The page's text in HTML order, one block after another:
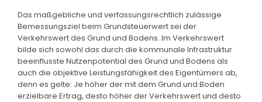
Das maßgebliche und verfassungsrechtlich zulässige
Bemessungsziel beim Grundsteuerwert sei der
Verkehrswert des Grund und Bodens. Im Verkehrswert
bilde sich sowohl das durch die kommunale Infrastruktur
beeinflusste Nutzenpotential des Grund und Bodens als
auch die objektive Leistungsfähigkeit des Eigentümers ab,
denn es gelte: Je höher der mit dem Grund und Boden
erzielbare Ertrag, desto höher der Verkehrswert und desto